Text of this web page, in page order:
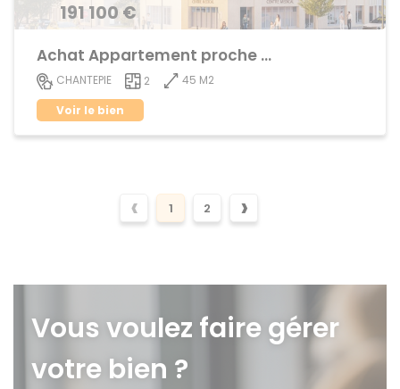
191 100 €
Achat Appartement proche centre ville
CHANTEPIE 2
45 M2
Voir le bien
‹ 1 2 ›
Vous voulez faire gérer
votre bien ?